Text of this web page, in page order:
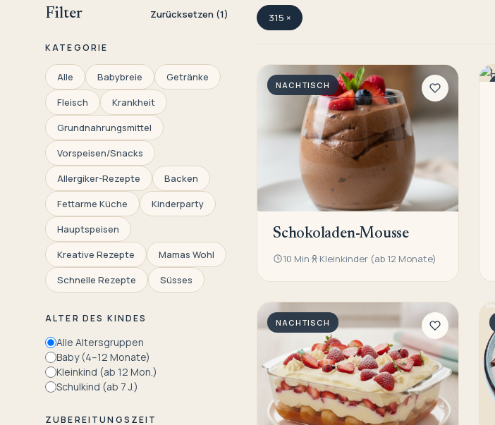
Filter Zurücksetzen (1)
KATEGORIE
Alle Babybreie
Getränke
Fleisch
Krankheit
Grundnahrungsmittel
Vorspeisen/Snacks
Allergiker-Rezepte
Backen
Fettarme Küche
Kinderparty
Hauptspeisen
Kreative Rezepte
Mamas Wohl
Schnelle Rezepte
Süsses
ALTER DES KINDES
Alle Altersgruppen
Baby (4–12 Monate)
Kleinkind (ab 12 Mon.)
Schulkind (ab 7 J.)
ZUBEREITUNGSZEIT
315 ×
NACHTISCH
Schokoladen-Mousse
10 Min Kleinkinder (ab 12 Monate)
NACHTISCH